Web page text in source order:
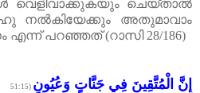
വെളിവാക്കുകയും ചെയ്താൽ
നൽകിയേക്കും അതുമാവാം
എന്ന് പറഞ്ഞത്(റാസി28/186)
إِنَّ الْمُتَّقِينَ فِي جَنَّاتٍ وَعُيُونٍ (51:15